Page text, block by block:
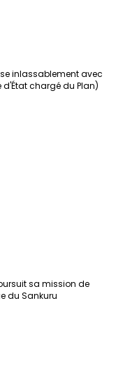
inlassablement avec
chargé du Plan)
sa mission de
du Sankuru